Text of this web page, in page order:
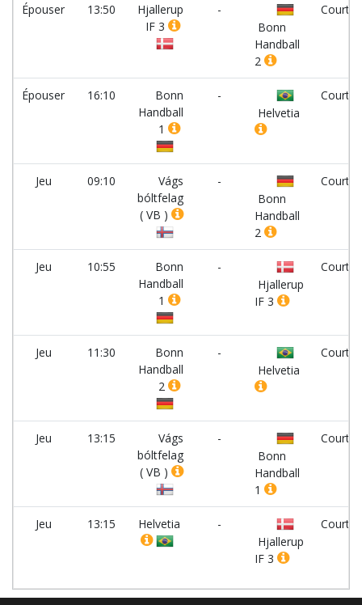
Épouser 13:50
Hjallerup
IF 3
-
Bonn
Handball
2
Court 6
Épouser 16:10
Bonn
Handball
1
-
Helvetia
Court 4
Jeu 09:10
Vágs
bóltfelag
( VB )
-
Bonn
Handball
2
Court 8
Jeu 10:55
Bonn
Handball
1
-
Hjallerup
IF 3
Court 3
Jeu 11:30
Bonn
Handball
2
-
Helvetia
Court 5
Jeu 13:15
Vágs
bóltfelag
( VB )
-
Bonn
Handball
1
Court 8
Jeu 13:15 Helvetia
-
Hjallerup
IF 3
Court 4